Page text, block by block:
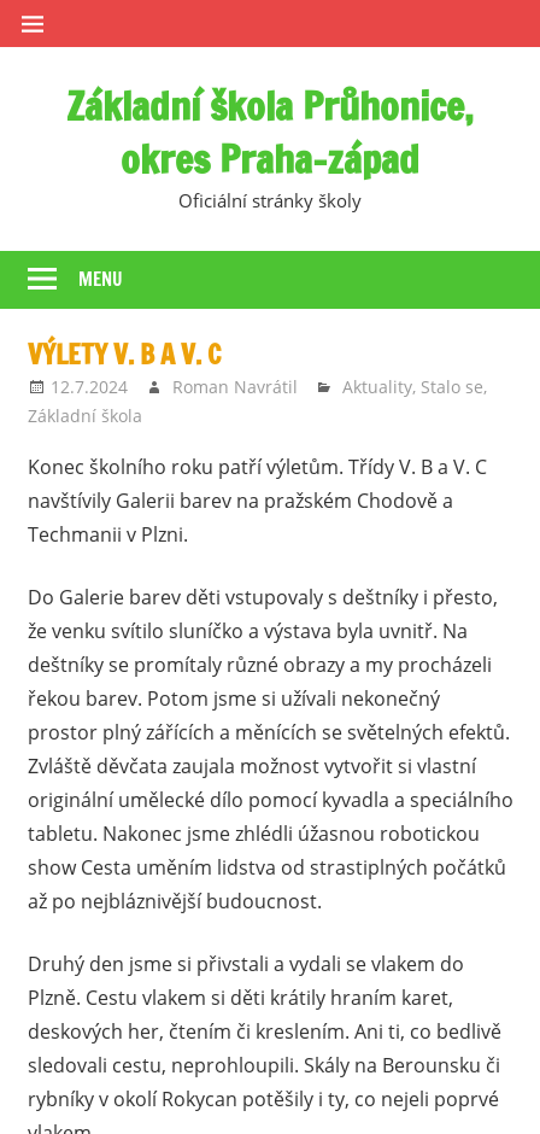
Skip
to
Základní škola Průhonice,
okres Praha-západ
Oficiální stránky školy
MENU
VÝLETY V. B A V. C
12.7.2024 Roman Navrátil Aktuality, Stalo se,
Základní škola
Konec školního roku patří výletům. Třídy V. B a V. C
navštívily Galerii barev na pražském Chodově a
Techmanii v Plzni.
Do Galerie barev děti vstupovaly s deštníky i přesto,
že venku svítilo sluníčko a výstava byla uvnitř. Na
deštníky se promítaly různé obrazy a my procházeli
řekou barev. Potom jsme si užívali nekonečný
prostor plný zářících a měnících se světelných efektů.
Zvláště děvčata zaujala možnost vytvořit si vlastní
originální umělecké dílo pomocí kyvadla a speciálního
tabletu. Nakonec jsme zhlédli úžasnou robotickou
show Cesta uměním lidstva od strastiplných počátků
až po nejbláznivější budoucnost.
Druhý den jsme si přivstali a vydali se vlakem do
Plzně. Cestu vlakem si děti krátily hraním karet,
deskových her, čtením či kreslením. Ani ti, co bedlivě
sledovali cestu, neprohloupili. Skály na Berounsku či
rybníky v okolí Rokycan potěšily i ty, co nejeli poprvé